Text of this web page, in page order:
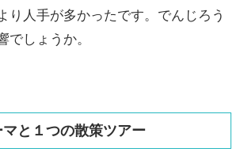
り人手が多かったです。でんじろう
でしょうか。
と１つの散策ツアー